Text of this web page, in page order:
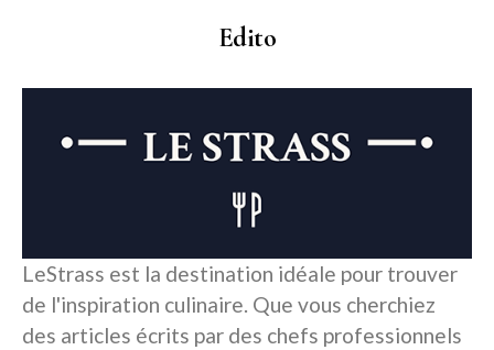
Edito
LeStrass est la destination idéale pour trouver
de l'inspiration culinaire. Que vous cherchiez
des articles écrits par des chefs professionnels